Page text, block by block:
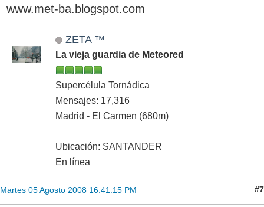
www.met-ba.blogspot.com
ZETA ™
La vieja guardia de Meteored
Supercélula Tornádica
Mensajes: 17,316
Madrid - El Carmen (680m)
Ubicación: SANTANDER
En línea
Martes 05 Agosto 2008 16:41:15 PM #7